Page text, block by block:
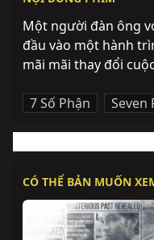
Một người đàn ông
đầu vào một hành
mãi mãi thay đổi
7 Số Phận , Seven
CÓ THỂ BẢN MUỐN